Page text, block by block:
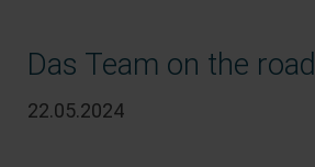
Das Team on the road
22.05.2024